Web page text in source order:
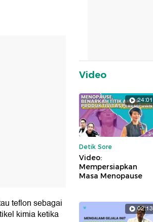
teflon sebagai
kimia ketika
Video
24:01
Detik Sore
Video:
Mempersiapkan
Masa Menopause
02:13